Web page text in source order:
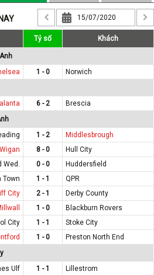
Tỷ số Khách
1 - 0
Norwich
6 - 2
Brescia
1 - 2
Middlesbrough
Wigan 8 - 0
Hull City
Wed. 0 - 0
Huddersfield
Town 1 - 1
QPR
City 2 - 1
Derby County
1 - 0
Blackburn Rovers
City 1 - 1
Stoke City
1 - 0
Preston North End
Ulf 1 - 1
Lillestrom